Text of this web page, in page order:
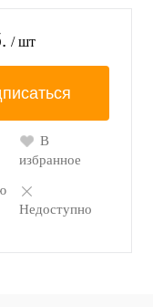
/ шт
В
избранное
Недоступно